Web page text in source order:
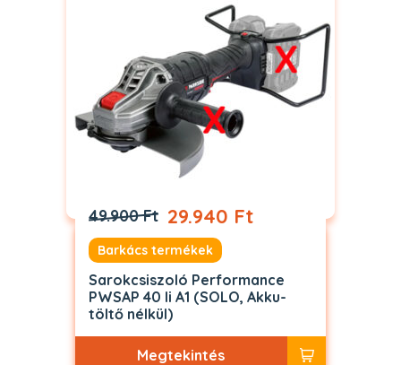
49.900 Ft 29.940 Ft
Barkács termékek
Sarokcsiszoló Performance
PWSAP 40 li A1 (SOLO, Akku-
töltő nélkül)
Megtekintés